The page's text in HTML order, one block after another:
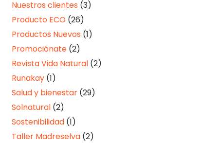
Nuestros clientes (3)
Producto ECO (26)
Productos Nuevos (1)
Promociónate (2)
Revista Vida Natural (2)
Runakay (1)
Salud y bienestar (29)
Solnatural (2)
Sostenibilidad (1)
Taller Madreselva (2)